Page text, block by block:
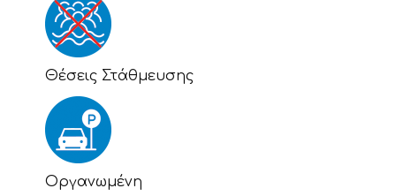
Θέσεις Στάθμευσης
Οργανωμένη